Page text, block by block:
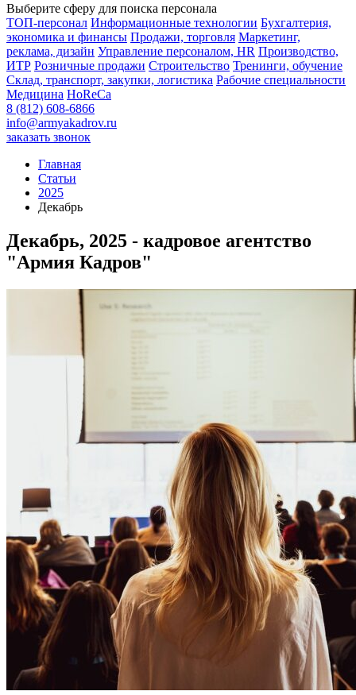
Выберите сферу для поиска персонала
ТОП-персонал Информационные технологии Бухгалтерия,
экономика и финансы Продажи, торговля Маркетинг,
реклама, дизайн Управление персоналом, HR Производство,
ИТР Розничные продажи Строительство Тренинги, обучение
Склад, транспорт, закупки, логистика Рабочие специальности
Медицина HoReCa
8 (812) 608-6866
info@armyakadrov.ru
заказать звонок
Главная
Статьи
2025
Декабрь
Декабрь, 2025 - кадровое агентство
"Армия Кадров"